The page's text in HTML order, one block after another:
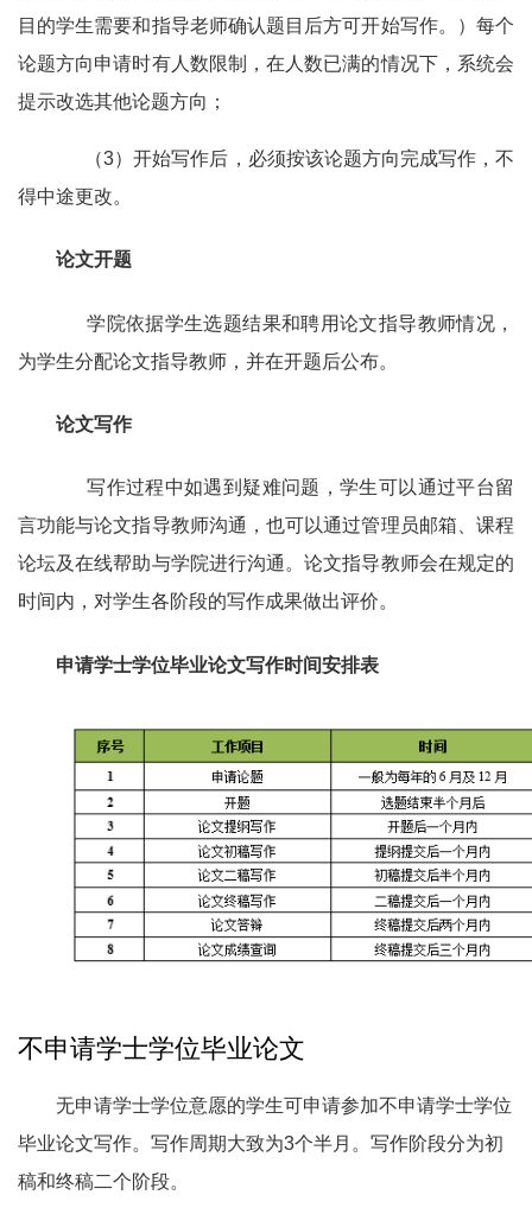
目的学生需要和指导老师确认题目后方可开始写作。）每个
论题方向申请时有人数限制，在人数已满的情况下，系统会
提示改选其他论题方向；
（3）开始写作后，必须按该论题方向完成写作，不
得中途更改。
论文开题
学院依据学生选题结果和聘用论文指导教师情况，
为学生分配论文指导教师，并在开题后公布。
论文写作
写作过程中如遇到疑难问题，学生可以通过平台留
言功能与论文指导教师沟通，也可以通过管理员邮箱、课程
论坛及在线帮助与学院进行沟通。论文指导教师会在规定的
时间内，对学生各阶段的写作成果做出评价。
申请学士学位毕业论文写作时间安排表
不申请学士学位毕业论文
无申请学士学位意愿的学生可申请参加不申请学士学位
毕业论文写作。写作周期大致为3个半月。写作阶段分为初
稿和终稿二个阶段。